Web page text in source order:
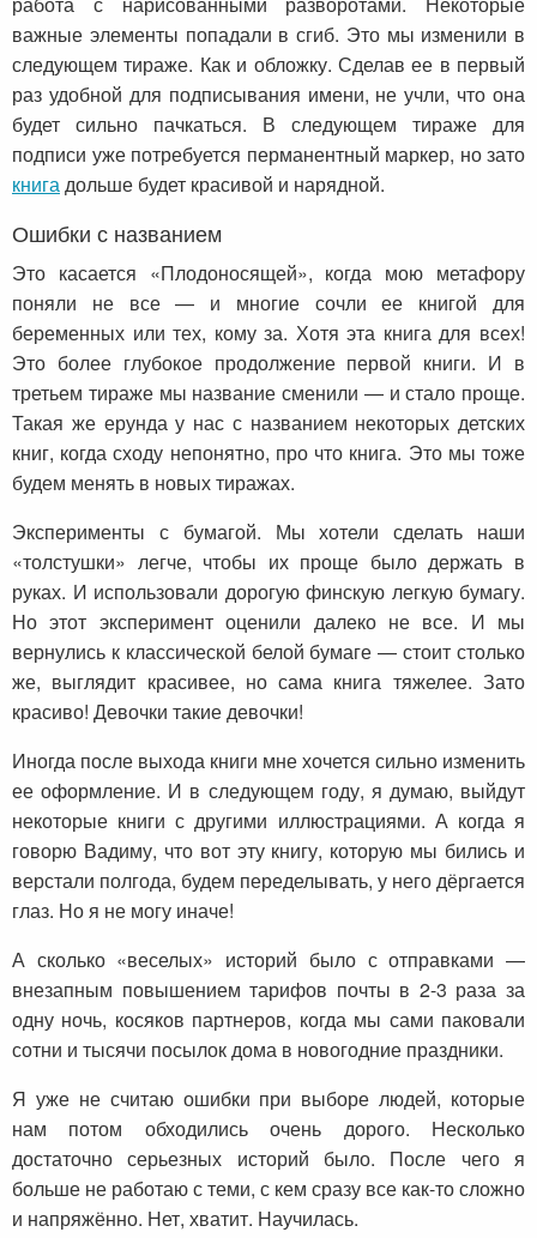
важные элементы попадали в сгиб. Это мы изменили в
следующем тираже. Как и обложку. Сделав ее в первый
раз удобной для подписывания имени, не учли, что она
будет сильно пачкаться. В следующем тираже для
подписи уже потребуется перманентный маркер, но зато
книгадольше будет красивой и нарядной.
Ошибки с названием
Это касается «Плодоносящей», когда мою метафору
поняли не все — и многие сочли ее книгой для
беременных или тех, кому за. Хотя эта книга для всех!
Это более глубокое продолжение первой книги. И в
третьем тираже мы название сменили — и стало проще.
Такая же ерунда у нас с названием некоторых детских
книг, когда сходу непонятно, про что книга. Это мы тоже
будем менять в новых тиражах.
Эксперименты с бумагой. Мы хотели сделать наши
«толстушки» легче, чтобы их проще было держать в
руках. И использовали дорогую финскую легкую бумагу.
Но этот эксперимент оценили далеко не все. И мы
вернулись к классической белой бумаге — стоит столько
же, выглядит красивее, но сама книга тяжелее. Зато
красиво! Девочки такие девочки!
Иногда после выхода книги мне хочется сильно изменить
ее оформление. И в следующем году, я думаю, выйдут
некоторые книги с другими иллюстрациями. А когда я
говорю Вадиму, что вот эту книгу, которую мы бились и
верстали полгода, будем переделывать, у него дёргается
глаз. Но я не могу иначе!
А сколько «веселых» историй было с отправками —
внезапным повышением тарифов почты в 2-3 раза за
одну ночь, косяков партнеров, когда мы сами паковали
сотни и тысячи посылок дома в новогодние праздники.
Я уже не считаю ошибки при выборе людей, которые
нам потом обходились очень дорого. Несколько
достаточно серьезных историй было. После чего я
больше не работаю с теми, с кем сразу все как-то сложно
и напряжённо. Нет, хватит. Научилась.